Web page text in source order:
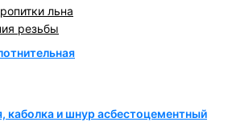
льна
резьбы
каболка и шнур асбестоцементный